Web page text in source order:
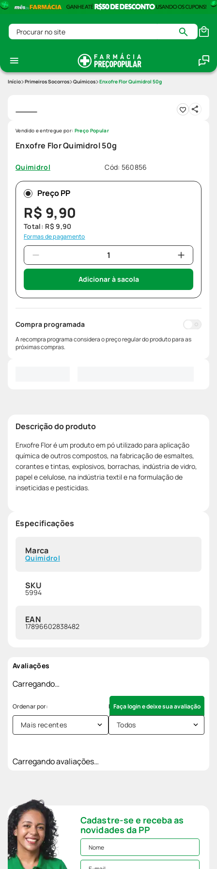
Procurar no site
Primeiros Socorros Químicos Enxofre Flor Quimidrol 50g
Enxofre Flor Quimidrol 50g
Quimidrol Cód: 560856
Vendido e entregue por: Preço Popular
Preço PP
R$ 9,90
Total: R$ 9,90
Formas de pagamento
Adicionar à sacola
Compra programada
A recompra programa considera o preço regular do produto para as
próximas compras.
Descrição do produto
Enxofre Flor é um produto em pó utilizado para aplicação
química de outros compostos, na fabricação de esmaltes,
corantes e tintas, explosivos, borrachas, indústria de vidro,
papel e celulose, na indústria textil e na formulação de
inseticidas e pesticidas.
Especificações
Marca
Quimidrol
SKU
5994
EAN
17896602838482
Avaliações
Carregando…
Faça login e deixe sua avaliação
Mais recentes Todos
Carregando avaliações…
Cadastre-se e receba as
novidades da PP